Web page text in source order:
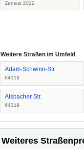
Zensus 2022
Weitere Straßen im Umfeld
Adam-Schwinn-Str.
64319
Alsbacher Str.
64319
Weiteres